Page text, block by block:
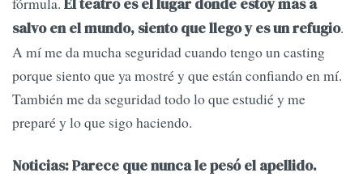
El teatro es el lugar donde estoy más a
salvo en el mundo, siento que llego y es un refugio.
A mí me da mucha seguridad cuando tengo un casting
porque siento que ya mostré y que están confiando en mí.
También me da seguridad todo lo que estudié y me
preparé y lo que sigo haciendo.
Noticias: Parece que nunca le pesó el apellido.